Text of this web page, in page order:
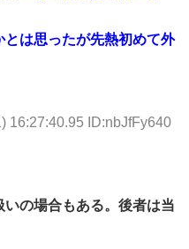
は思ったが先熱初めて外
16:27:40.95 ID:nbJfFy640
の場合もある。後者は当